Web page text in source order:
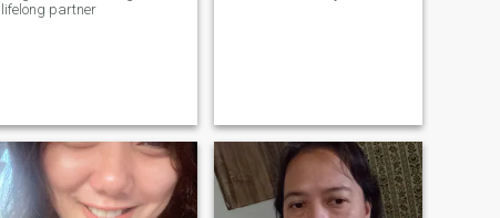
lifelong partner